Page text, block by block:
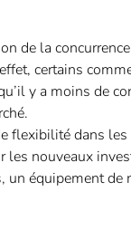
de la
certains
y a moins de
flexibilité dans
nouveaux
, un équipement de